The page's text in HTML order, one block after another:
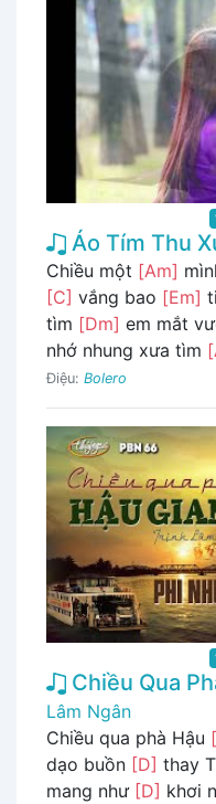
Áo Tím Thu
Chiều một [Am]
[C] vắng bao [Em]
tìm [Dm] em mắt
nhớ nhung xưa tìm
Điệu: Bolero
Chiều Qua
Lâm Ngân
Chiều qua phà Hậu
dạo buồn [D] thay
mang như [D] khơi